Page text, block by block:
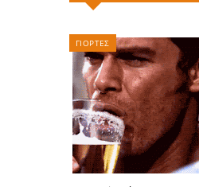
ΓΙΟΡΤΕΣ